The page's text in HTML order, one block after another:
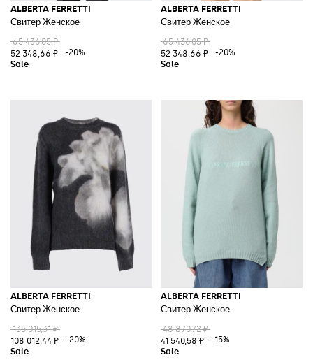
ALBERTA FERRETTI
Свитер Женское
65 436,05 ₽
52 348,66 ₽
-20%
ALBERTA FERRETTI
Свитер Женское
65 436,05 ₽
52 348,66 ₽
-20%
ALBERTA FERRETTI
Свитер Женское
135 015,31 ₽
108 012,44 ₽
-20%
ALBERTA FERRETTI
Свитер Женское
48 870,72 ₽
41 540,58 ₽
-15%